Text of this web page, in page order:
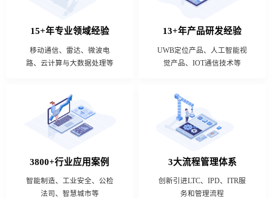
15+年专业领域经验
移动通信、雷达、微波电
路、云计算与大数据处理等
13+年产品研发经验
UWB定位产品、人工智能视
觉产品、IOT通信技术等
3800+行业应用案例
智能制造、工业安全、公检
法司、智慧城市等
3大流程管理体系
创新引进LTC、IPD、ITR服
务和管理流程